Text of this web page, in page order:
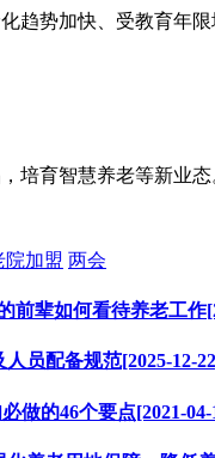
趋势加快、受教育年
培育智慧养老等新业态
院加盟 两会
前辈如何看待养老工作
员配备规范[2025-12-
做的46个要点[2021-04-